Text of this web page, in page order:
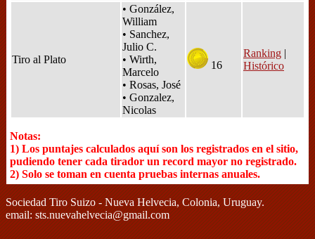
Tiro al Plato
• González,
William
• Sanchez,
Julio C.
• Wirth,
Marcelo
• Rosas, José
• Gonzalez,
Nicolas
16
Ranking |
Histórico
Notas:
1) Los puntajes calculados aquí son los registrados en el sitio,
pudiendo tener cada tirador un record mayor no registrado.
2) Solo se toman en cuenta pruebas internas anuales.
Sociedad Tiro Suizo - Nueva Helvecia, Colonia, Uruguay.
email: sts.nuevahelvecia@gmail.com